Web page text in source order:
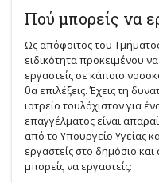
Πού μπορείς να
Ως απόφοιτος του
ειδικότητα προκειμένου
εργαστείς σε κάποιο
θα επιλέξεις. Έχεις τη
ιατρείο τουλάχιστον για
επαγγέλματος είναι
από το Υπουργείο Υγείας
εργαστείς στο δημόσιο και
μπορείς να εργαστείς: